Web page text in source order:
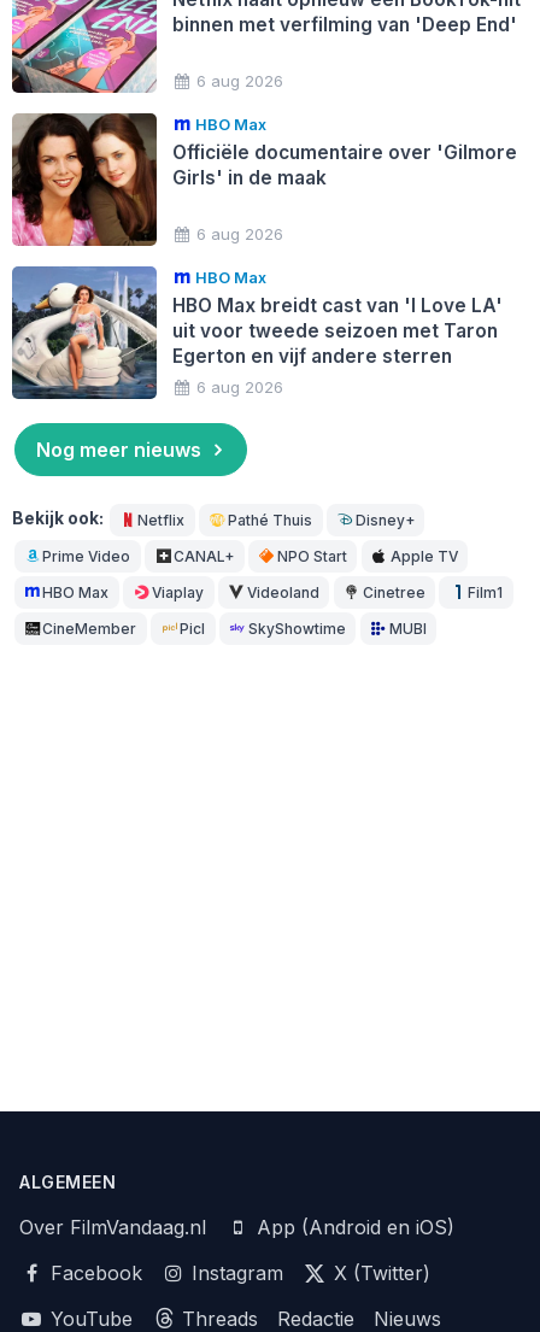
binnen met verfilming van 'Deep End'
6 aug 2026
HBO Max
Officiële documentaire over 'Gilmore
Girls' in de maak
6 aug 2026
HBO Max
HBO Max breidt cast van 'I Love LA'
uit voor tweede seizoen met Taron
Egerton en vijf andere sterren
6 aug 2026
Nog meer nieuws
Bekijk ook: Netflix Pathé Thuis Disney+
Prime Video CANAL+ NPO Start Apple TV
HBO Max Viaplay Videoland Cinetree Film1
CineMember Picl SkyShowtime MUBI
ALGEMEEN
Over FilmVandaag.nl
App (Android en iOS)
Facebook
Instagram
X (Twitter)
YouTube
Threads Redactie
Nieuws